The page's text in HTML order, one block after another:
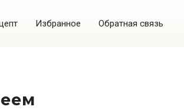
Избранное Обратная связь